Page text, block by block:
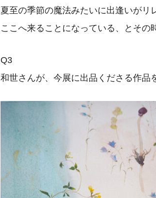
夏至の季節の魔法みたいに出逢いがリ
ここへ来ることになっている、とその
Q3
和世さんが、今展に出品くださる作品